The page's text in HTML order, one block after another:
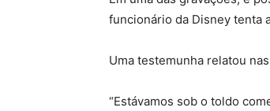
funcionário da Disney tenta
Uma testemunha relatou
“Estávamos sob o toldo